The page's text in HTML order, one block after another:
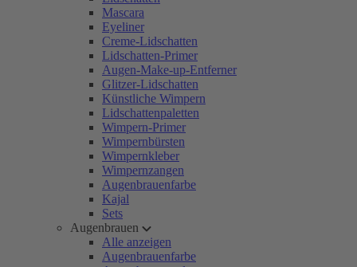
Mascara
Eyeliner
Creme-Lidschatten
Lidschatten-Primer
Augen-Make-up-Entferner
Glitzer-Lidschatten
Künstliche Wimpern
Lidschattenpaletten
Wimpern-Primer
Wimpernbürsten
Wimpernkleber
Wimpernzangen
Augenbrauenfarbe
Kajal
Sets
Augenbrauen
Alle anzeigen
Augenbrauenfarbe